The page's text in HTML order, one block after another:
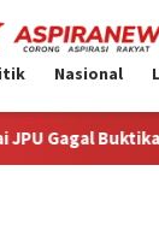
Nasional
Buktikan